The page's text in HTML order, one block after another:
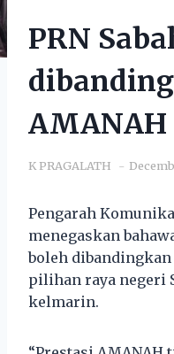
PRN
AMANAH
K PRAGALATH
Pengarah
menegaskan
boleh dibandingkan
pilihan raya negeri
kelmarin.